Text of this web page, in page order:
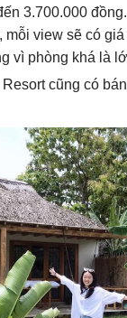
3.700.000
view sẽ có
vì phòng khá là
cũng có